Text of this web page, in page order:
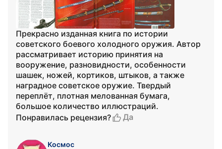
Прекрасно изданная книга по истории
советского боевого холодного оружия. Автор
рассматривает историю принятия на
вооружение, разновидности, особенности
шашек, ножей, кортиков, штыков, а также
наградное советское оружие. Твердый
переплёт, плотная мелованная бумага,
большое количество иллюстраций.
Понравилась рецензия?
Да
Космос